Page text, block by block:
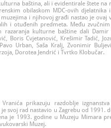
baština, ali i evidentirale štete na
obilaskom MDC-ovih
i njihovoj građi nastao je ovaj
i otuđenih predmeta. Među
kulturne baštine dali Damir
Boris Cvjetanović, Krešimir Tadić,
Urban, Saša Kralj, Zvonimir
Dorotea Jendrić i Tvrtko Klobučar.
prikazuju razdoblje
svoj rad nastavio u Zagrebu od 1991.
je 1993. godine u Muzeju Mimara
Muzej.